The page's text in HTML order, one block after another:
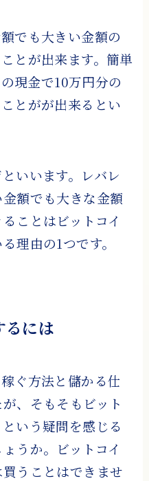
でも大きい金額の
とが出来ます。簡単
現金で10万円分の
とがが出来るとい
いいます。レバレ
額でも大きな金額
ことはビットコイ
理由の1つです。
るには
ぐ方法と儲かる仕
、そもそもビット
いう疑問を感じる
うか。ビットコイ
うことはできませ